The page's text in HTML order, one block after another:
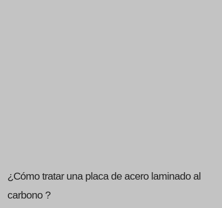
¿Cómo tratar una placa de acero laminado al
carbono ?